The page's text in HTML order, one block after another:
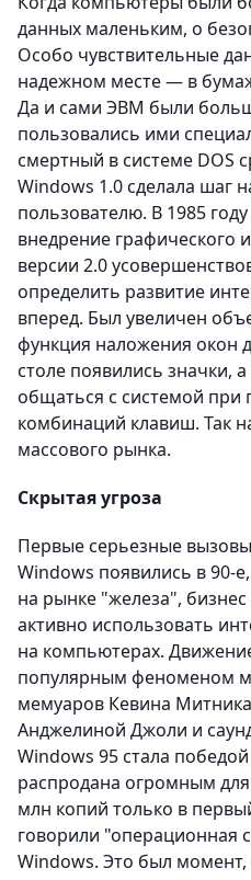
данных маленьким, о
Особо чувствительные
надежном месте — в
Да и сами ЭВМ были
пользовались ими
смертный в системе DOS
Windows 1.0 сделала шаг
пользователю. В 1985
внедрение графического
версии 2.0
определить развитие
вперед. Был увеличен
функция наложения окон
столе появились значки,
общаться с системой
комбинаций клавиш. Так
массового рынка.
Скрытая угроза
Первые серьезные
Windows появились в 90-
на рынке "железа", бизнес
активно использовать
на компьютерах.
популярным феноменом
мемуаров Кевина
Анджелиной Джоли и
Windows 95 стала
распродана огромным
млн копий только в
говорили "операционная
Windows. Это был момент,